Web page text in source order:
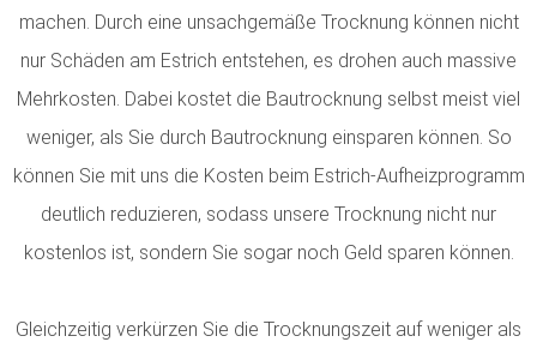
machen. Durch eine unsachgemäße Trocknung können nicht
nur Schäden am Estrich entstehen, es drohen auch massive
Mehrkosten. Dabei kostet die Bautrocknung selbst meist viel
weniger, als Sie durch Bautrocknung einsparen können. So
können Sie mit uns die Kosten beim Estrich-Aufheizprogramm
deutlich reduzieren, sodass unsere Trocknung nicht nur
kostenlos ist, sondern Sie sogar noch Geld sparen können.
Gleichzeitig verkürzen Sie die Trocknungszeit auf weniger als